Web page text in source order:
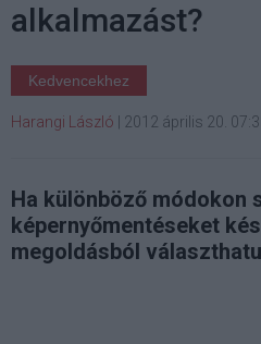
alkalmazást?
Kedvencekhez
Harangi László 2012 április 20.
Ha különböző módokon
képernyőmentéseket
megoldásból